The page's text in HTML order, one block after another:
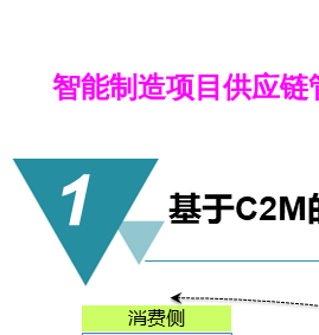
智能制造项目供应链